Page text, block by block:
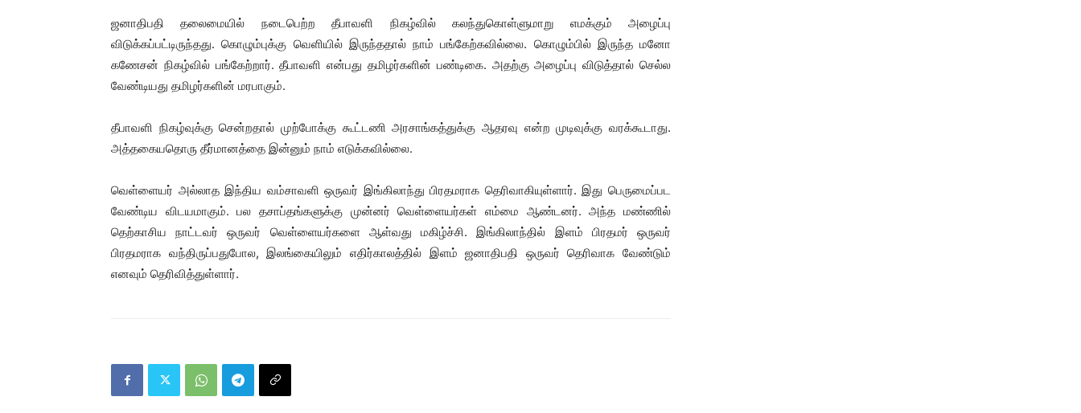
ஜனாதிபதி தலைமையில் நடைபெற்ற தீபாவளி நிகழ்வில் கலந்துகொள்ளுமாறு எமக்கும் அழைப்பு
விடுக்கப்பட்டிருந்தது. கொழும்புக்கு வெளியில் இருந்ததால் நாம் பங்கேற்கவில்லை. கொழும்பில் இருந்த மனோ
கணேசன் நிகழ்வில் பங்கேற்றார். தீபாவளி என்பது தமிழர்களின் பண்டிகை. அதற்கு அழைப்பு விடுத்தால் செல்ல
வேண்டியது தமிழர்களின் மரபாகும்.
தீபாவளி நிகழ்வுக்கு சென்றதால் முற்போக்கு கூட்டணி அரசாங்கத்துக்கு ஆதரவு என்ற முடிவுக்கு வரக்கூடாது.
அத்தகையதொரு தீர்மானத்தை இன்னும் நாம் எடுக்கவில்லை.
வெள்ளையர் அல்லாத இந்திய வம்சாவளி ஒருவர் இங்கிலாந்து பிரதமராக தெரிவாகியுள்ளார். இது பெருமைப்பட
வேண்டிய விடயமாகும். பல தசாப்தங்களுக்கு முன்னர் வெள்ளையர்கள் எம்மை ஆண்டனர். அந்த மண்ணில்
தெற்காசிய நாட்டவர் ஒருவர் வெள்ளையர்களை ஆள்வது மகிழ்ச்சி. இங்கிலாந்தில் இளம் பிரதமர் ஒருவர்
பிரதமராக வந்திருப்பதுபோல, இலங்கையிலும் எதிர்காலத்தில் இளம் ஜனாதிபதி ஒருவர் தெரிவாக வேண்டும்
எனவும் தெரிவித்துள்ளார்.